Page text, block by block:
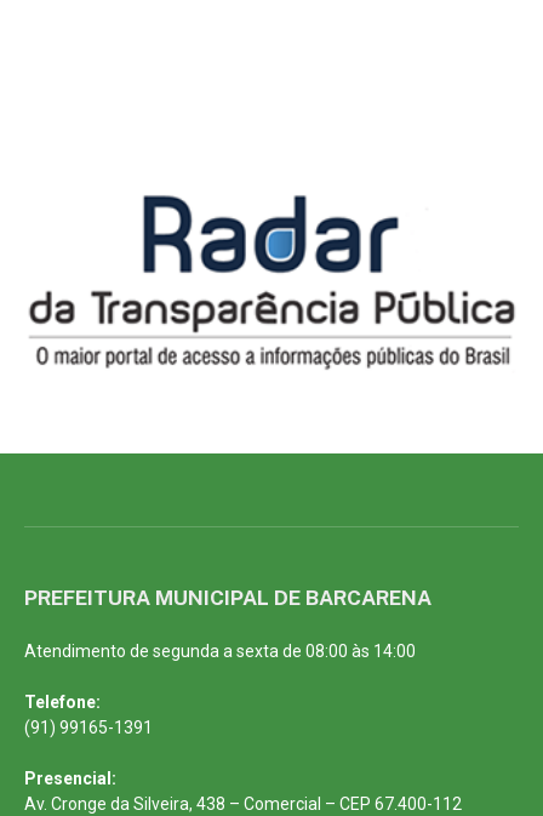
PREFEITURA MUNICIPAL DE BARCARENA
Atendimento de segunda a sexta de 08:00 às 14:00
Telefone:
(91) 99165-1391
Presencial:
Av. Cronge da Silveira, 438 – Comercial – CEP 67.400-112